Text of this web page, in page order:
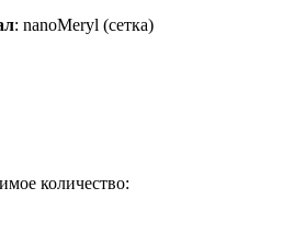
: nanoMeryl (сетка)
количество: